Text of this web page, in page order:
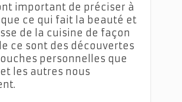
important de préciser à
ce qui fait la beauté et
de la cuisine de façon
ce sont des découvertes
personnelles que
et les autres nous